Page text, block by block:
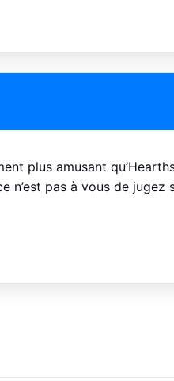
plus amusant
n’est pas à vous de